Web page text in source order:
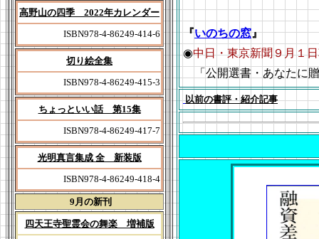
高野山の四季 2022年カレンダー
ISBN978-4-86249-414-6
切り絵全集
ISBN978-4-86249-415-3
ちょっといい話 第15集
ISBN978-4-86249-417-7
光明真言集成 全 新装版
ISBN978-4-86249-418-4
9月の新刊
四天王寺聖霊会の舞楽 増補版
『いのちの窓』
◉中日・東京新聞９月１
「公開選書・あなたに
以前の書評・紹介記事